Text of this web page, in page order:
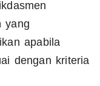
yang
apabila
dengan kriteria